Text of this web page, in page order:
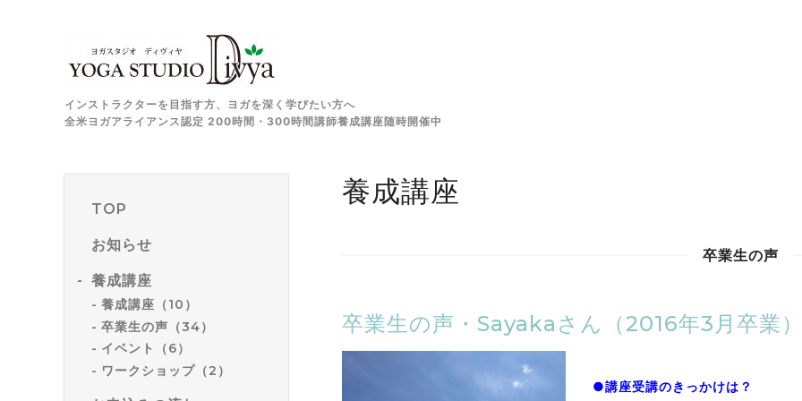
インストラクターを目指す方、ヨガを深く学びたい方へ
全米ヨガアライアンス認定 200時間・300時間講師養成講座随時開催中
TOP
お知らせ
養成講座
養成講座（10）
卒業生の声（34）
イベント（6）
ワークショップ（2）
養成講座
卒業生の声
卒業生の声・Sayakaさん（2016年3月卒業
●講座受講のきっかけは？